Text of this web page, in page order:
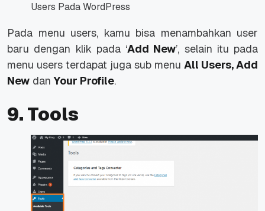
Users Pada WordPress
Pada menu users, kamu bisa menambahkan user
baru dengan klik pada ‘Add New’, selain itu pada
menu users terdapat juga sub menu All Users, Add
New danYour Profile.
9. Tools